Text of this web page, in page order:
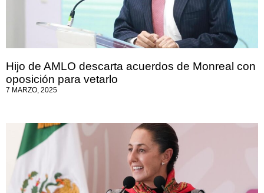
Hijo de AMLO descarta acuerdos de Monreal con
oposición para vetarlo
7 MARZO, 2025